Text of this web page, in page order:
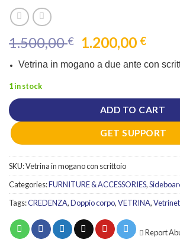
1.500,00€
Original
price
was:
1.200,00 €
price
is:
Vetrina in mogano a due ante con
1 in stock
ADD TO CART
GET SUPPORT
SKU:Vetrina in mogano con scrittoio
Categories:FURNITURE & ACCESSORIES,
Tags:CREDENZA,Doppio corpo,VETRINA,
Report